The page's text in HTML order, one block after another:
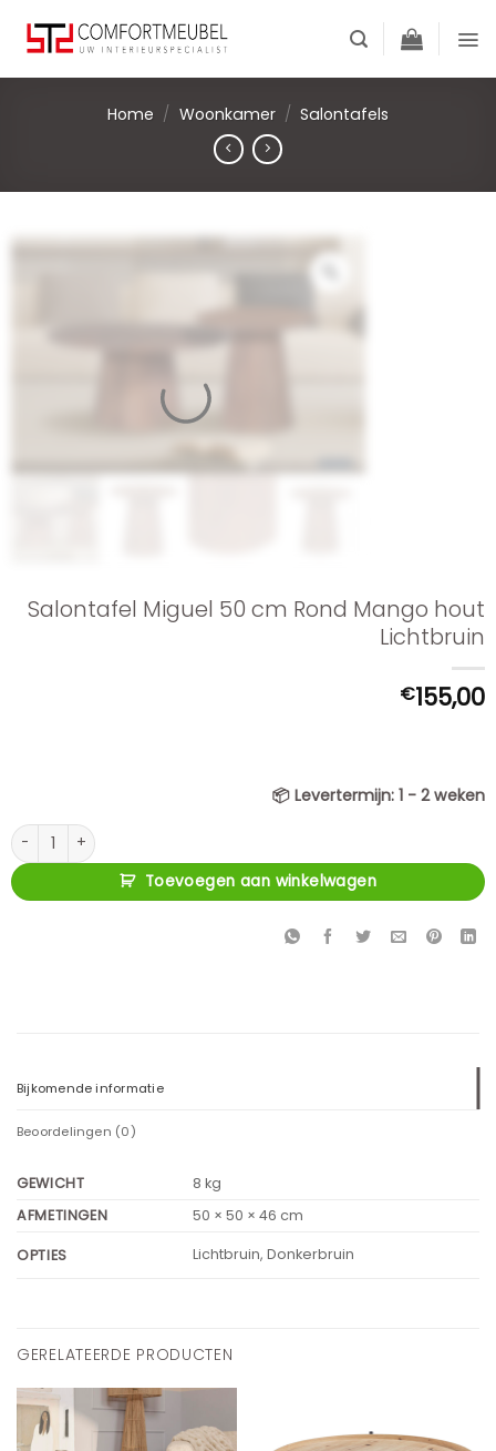
content
Home / Woonkamer / Salontafels
Salontafel Miguel 50 cm Rond Mango hout
Lichtbruin
€155,00
📦 Levertermijn: 1 - 2 weken
Salontafel Miguel 50 cm Rond Mango hout Lichtbruin aantal
Toevoegen aan winkelwagen
Bijkomende informatie
Beoordelingen (0)
GEWICHT
8 kg
AFMETINGEN
50 × 50 × 46 cm
OPTIES Lichtbruin, Donkerbruin
GERELATEERDE PRODUCTEN